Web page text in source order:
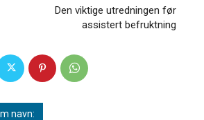
Den viktige utredningen før
assistert befruktning
navn: